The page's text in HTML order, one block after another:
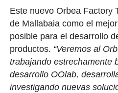
Este nuevo Orbea Factory
de Mallabaia como el
posible para el desarrollo
productos. “Veremos al
trabajando estrechamente
desarrollo OOlab,
investigando nuevas